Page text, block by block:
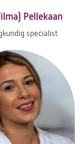
Pellekaan
specialist